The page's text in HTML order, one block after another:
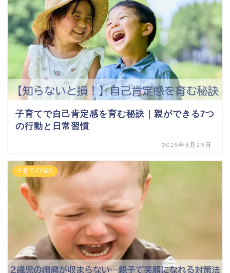
子育てで自己肯定感を育む秘訣｜親ができる7つ
の行動と日常習慣
2025年8月29日
子育ての悩み